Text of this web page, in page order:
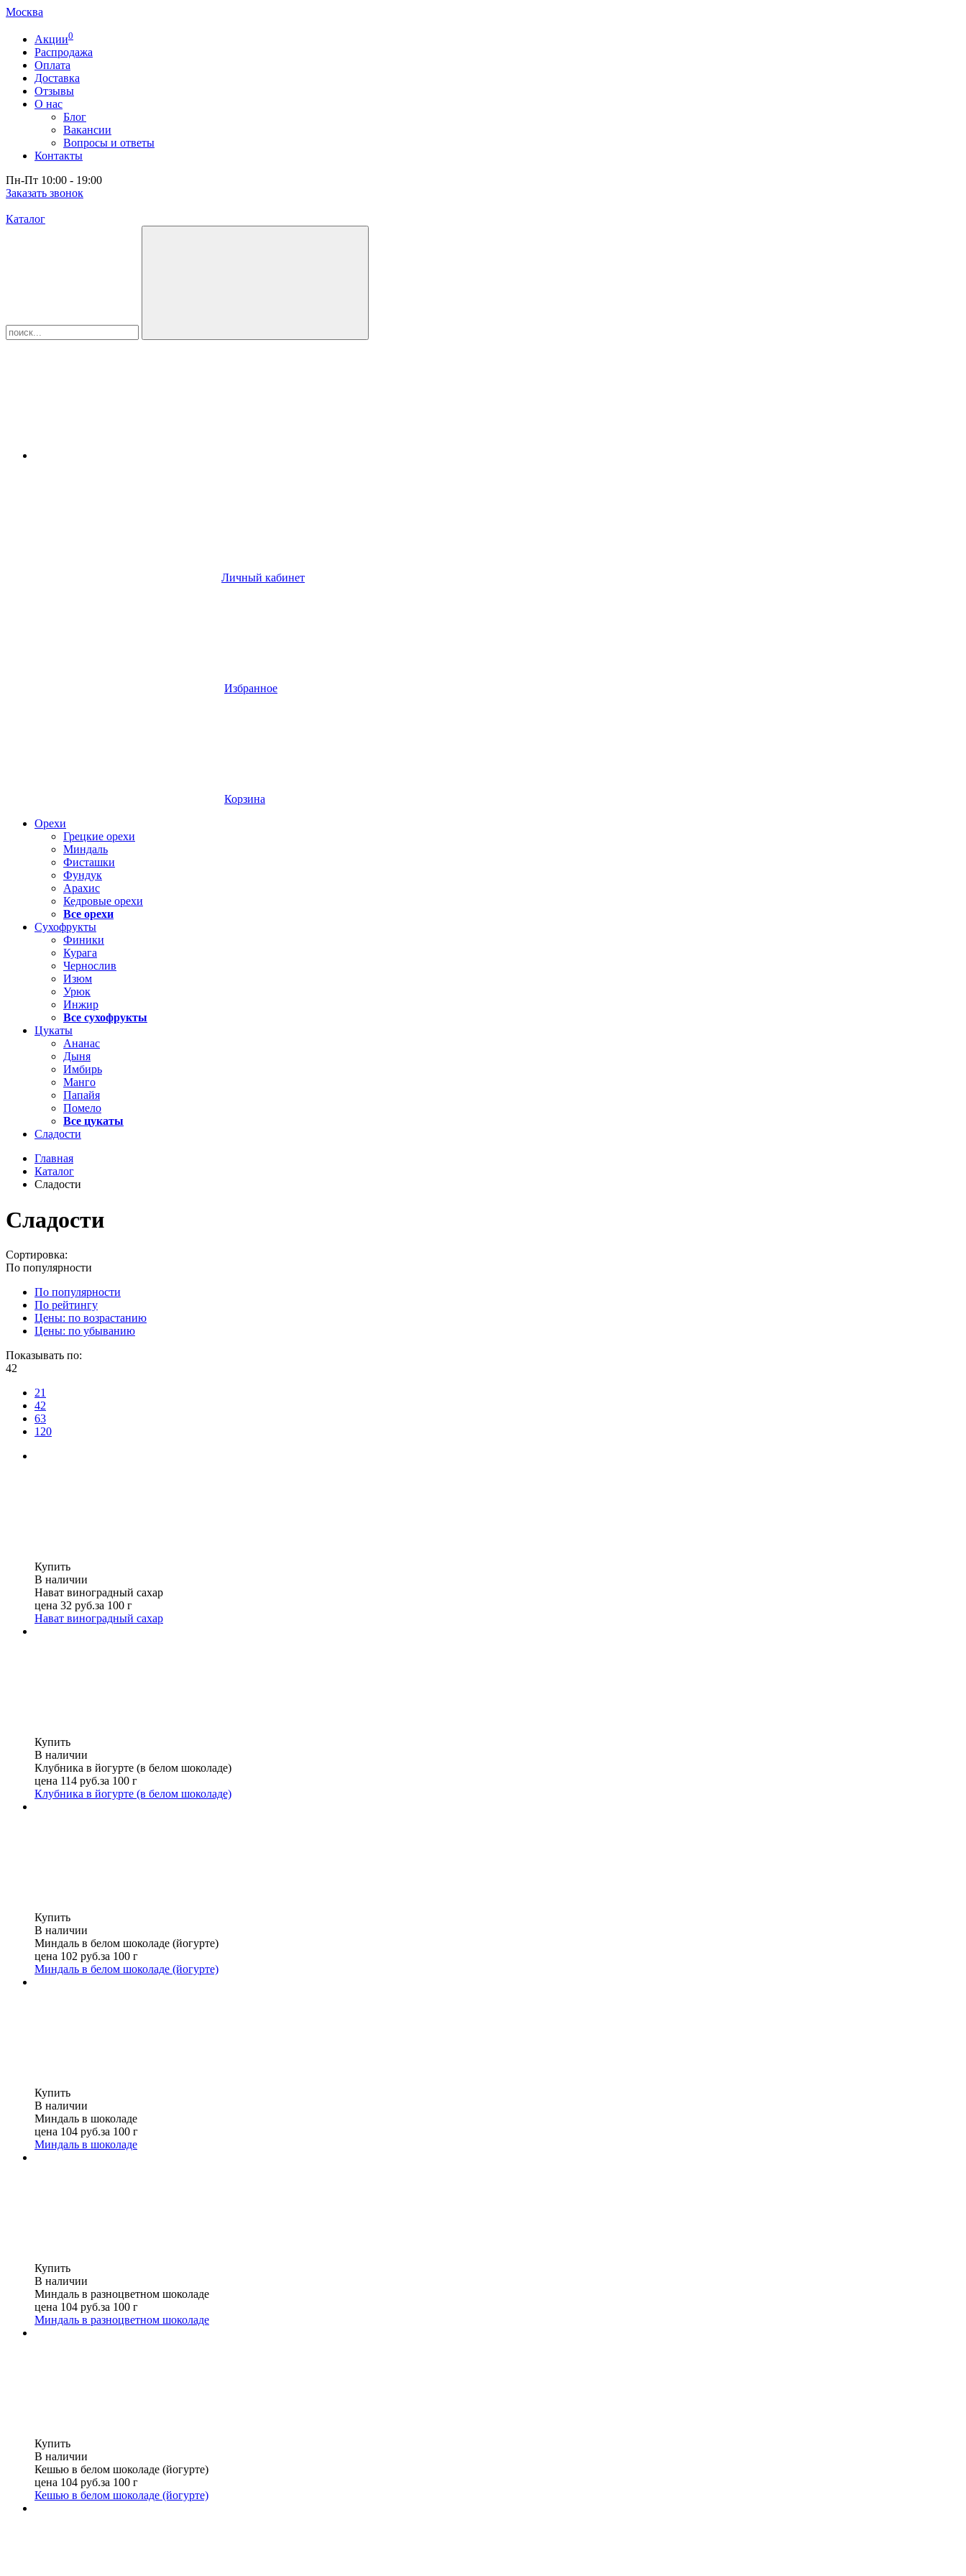
Москва
Акции0
Распродажа
Оплата
Доставка
Отзывы
О нас
Блог
Вакансии
Вопросы и ответы
Контакты
Пн-Пт 10:00 - 19:00
Заказать звонок
Каталог
Личный кабинет
Избранное
Корзина
Орехи
Грецкие орехи
Миндаль
Фисташки
Фундук
Арахис
Кедровые орехи
Все орехи
Сухофрукты
Финики
Курага
Чернослив
Изюм
Урюк
Инжир
Все сухофрукты
Цукаты
Ананас
Дыня
Имбирь
Манго
Папайя
Помело
Все цукаты
Сладости
Главная
Каталог
Сладости
Сладости
Сортировка:
По популярности
По популярности
По рейтингу
Цены: по возрастанию
Цены: по убыванию
Показывать по:
42
21
42
63
120
Купить
В наличии
Нават виноградный сахар
цена 32 руб.за 100 г
Нават виноградный сахар
Купить
В наличии
Клубника в йогурте (в белом шоколаде)
цена 114 руб.за 100 г
Клубника в йогурте (в белом шоколаде)
Купить
В наличии
Миндаль в белом шоколаде (йогурте)
цена 102 руб.за 100 г
Миндаль в белом шоколаде (йогурте)
Купить
В наличии
Миндаль в шоколаде
цена 104 руб.за 100 г
Миндаль в шоколаде
Купить
В наличии
Миндаль в разноцветном шоколаде
цена 104 руб.за 100 г
Миндаль в разноцветном шоколаде
Купить
В наличии
Кешью в белом шоколаде (йогурте)
цена 104 руб.за 100 г
Кешью в белом шоколаде (йогурте)